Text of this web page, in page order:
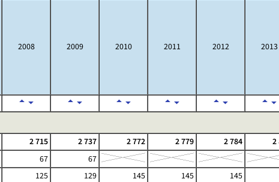
2008 2009 2010 2011 2012 2013
2 715 2 737 2 772 2 779 2 784
2
67
67
125 129 145 145 145